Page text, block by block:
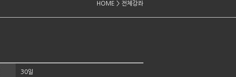
HOME > 전체강좌
30일